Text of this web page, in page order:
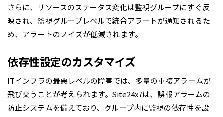
さらに、リソースのステータス変化は監視グループにすぐ反
映され、監視グループレベルで統合アラートが通知されるた
め、アラートのノイズが低減されます。
依存性設定のカスタマイズ
ITインフラの最悪レベルの障害では、多量の重複アラームが
飛び交うことが考えられます。Site24x7は、誤報アラームの
防止システムを備えており、グループ内に監視の依存性を設